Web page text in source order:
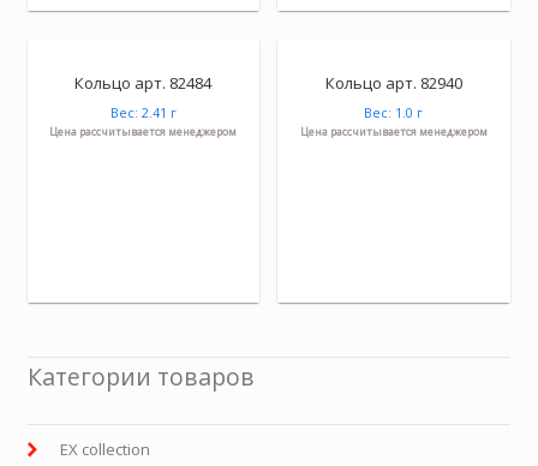
Кольцо арт. 82484
Вес: 2.41 г
Цена рассчитывается менеджером
Кольцо арт. 82940
Вес: 1.0 г
Цена рассчитывается менеджером
Категории товаров
EX collection